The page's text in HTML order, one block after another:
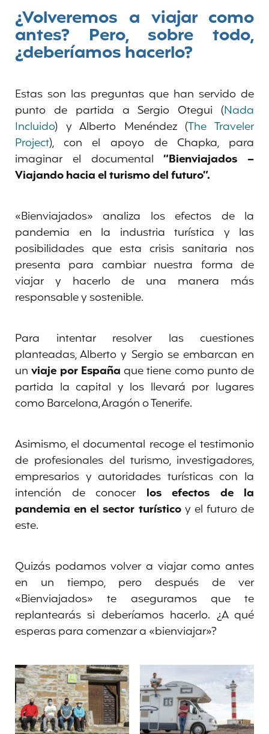
¿Volveremos a viajar como
antes? Pero, sobre todo,
¿deberíamos hacerlo?
Estas son las preguntas que han servido de
punto de partida a Sergio Otegui (Nada
Incluido) y Alberto Menéndez (The Traveler
Project), con el apoyo de Chapka, para
imaginar el documental“Bienviajados –
Viajando hacia el turismo del futuro”.
«Bienviajados» analiza los efectos de la
pandemia en la industria turística y las
posibilidades que esta crisis sanitaria nos
presenta para cambiar nuestra forma de
viajar y hacerlo de una manera más
responsable y sostenible.
Para intentar resolver las cuestiones
planteadas, Alberto y Sergio se embarcan en
unviaje por España que tiene como punto de
partida la capital y los llevará por lugares
como Barcelona, Aragón o Tenerife.
Asimismo, el documental recoge el testimonio
de profesionales del turismo, investigadores,
empresarios y autoridades turísticas con la
intención de conocer los efectos de la
pandemia en el sector turístico y el futuro de
este.
Quizás podamos volver a viajar como antes
en un tiempo, pero después de ver
«Bienviajados» te aseguramos que te
replantearás si deberíamos hacerlo. ¿A qué
esperas para comenzar a «bienviajar»?